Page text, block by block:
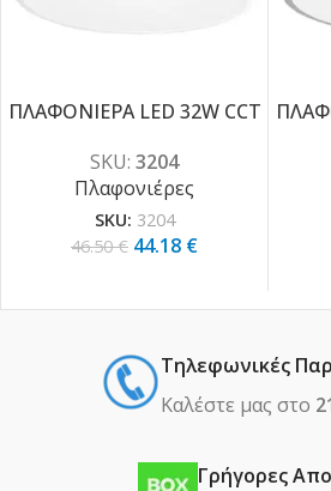
ΠΛΑΦΟΝΙΕΡΑ LED 32W CCT
SKU: 3204
Πλαφονιέρες
SKU: 3204
46.50€ 44.18 €
Τηλεφωνικές
Καλέστε μας στο
Γρήγορες